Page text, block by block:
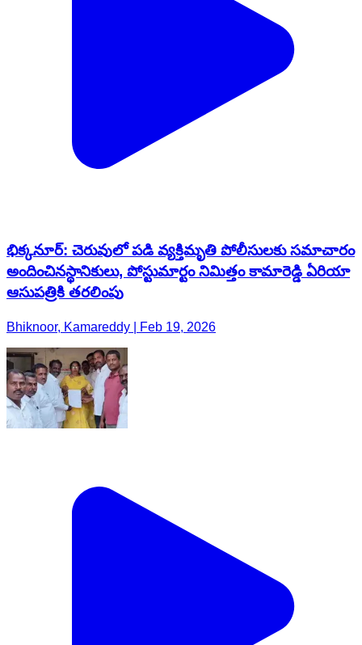
భిక్కనూర్: చెరువులో పడి వ్యక్తిమృతి పోలీసులకు సమాచారం
అందించినస్థానికులు, పోస్టుమార్టం నిమిత్తం కామారెడ్డి ఏరియా
ఆసుపత్రికి తరలింపు
Bhiknoor, Kamareddy | Feb 19, 2026